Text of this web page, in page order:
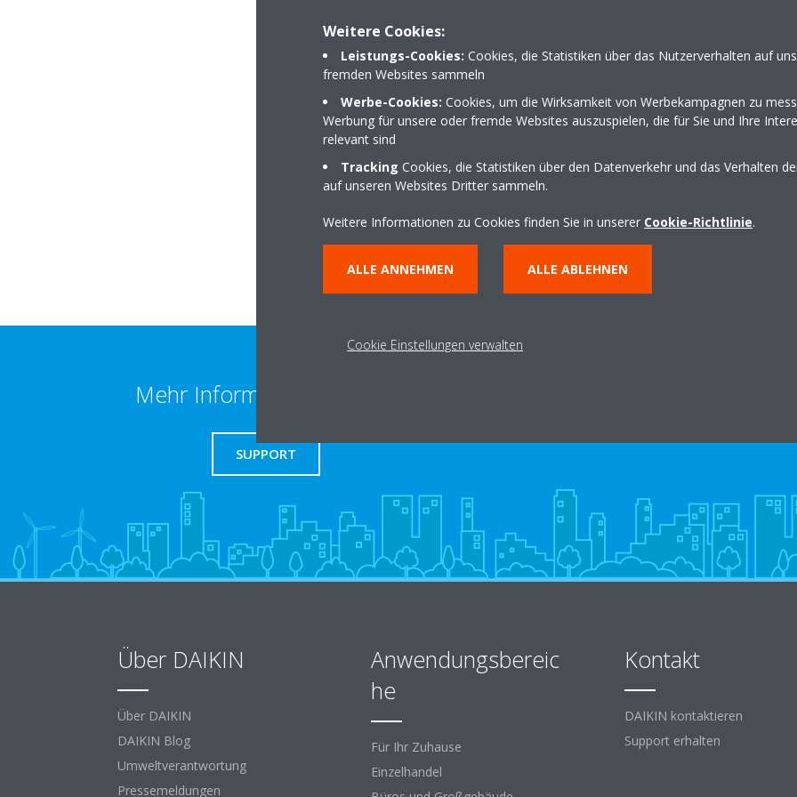
DAIKIN Partner Kälte Grohmann GmbH NL Coswing (Anhalt) aus Coswing
Kontakt auf: 034903 472-0
Kliekener Bahnhofstraße 9-11
06869 Coswing (Anhalt)
034903 472-0
http://
Wegbeschreibung
Mehr Information erhalten
SUPPORT
Über DAIKIN
Über DAIKIN
DAIKIN Blog
Umweltverantwortung
Pressemeldungen
Anwendungsbereic
he
Für Ihr Zuhause
Einzelhandel
Kontakt
DAIKIN kontaktieren
Support erhalten
Weitere Cookies:
Leistungs-Cookies: Cookies, die Statistiken über das Nutzerverhalten auf
fremden Websites sammeln
Werbe-Cookies: Cookies, um die Wirksamkeit von Werbekampagnen zu
Werbung für unsere oder fremde Websites auszuspielen, die für Sie und Ihre
relevant sind
Tracking Cookies, die Statistiken über den Datenverkehr und das Verhalten
auf unseren Websites Dritter sammeln.
Weitere Informationen zu Cookies finden Sie in unserer Cookie-Richtlinie.
ALLE ANNEHMEN ALLE ABLEHNEN
Cookie Einstellungen verwalten